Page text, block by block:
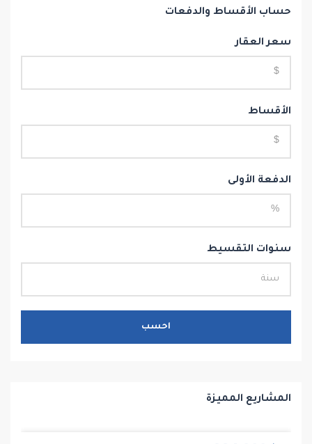
حساب الأقساط والدفعات
سعر العقار
الأقساط
الدفعة الأولى
سنوات التقسيط
احسب
المشاريع المميزة